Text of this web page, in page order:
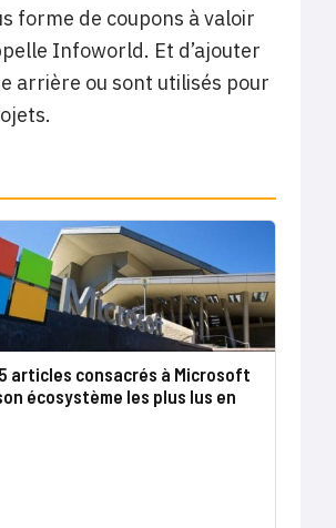
forme de coupons à valoir
Infoworld. Et d’ajouter
arrière ou sont utilisés pour
articles consacrés à Microsoft
écosystème les plus lus en